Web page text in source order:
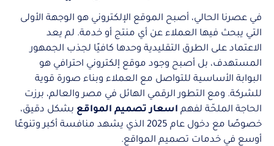
في عصرنا الحالي، أصبح الموقع الإلكتروني هو الوجهة الأولى
التي يبحث فيها العملاء عن أي منتج أو خدمة. لم يعد
الاعتماد على الطرق التقليدية وحدها كافيًا لجذب الجمهور
المستهدف، بل أصبح وجود موقع إلكتروني احترافي هو
البوابة الأساسية للتواصل مع العملاء وبناء صورة قوية
للشركة. ومع التطور الرقمي الهائل في مصر والعالم، برزت
الحاجة الملحّة لفهم اسعار تصميم المواقع بشكل دقيق،
خصوصًا مع دخول عام 2025 الذي يشهد منافسة أكبر وتنوعًا
أوسع في خدمات تصميم المواقع.